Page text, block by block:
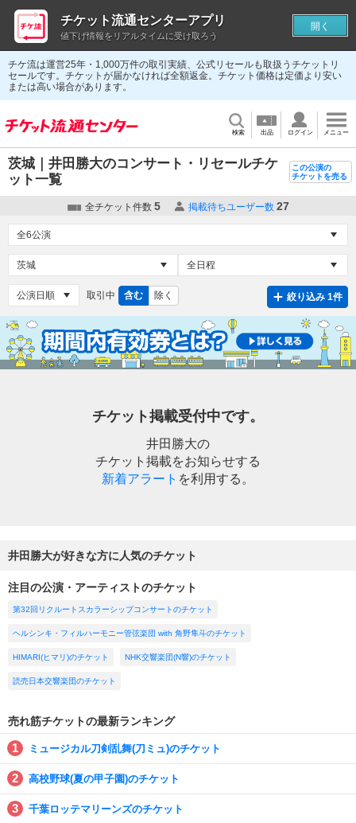
チケ流は運営25年・1,000万件の取引実績、公式リセールも取扱うチケットリ
セールです。チケットが届かなければ全額返金。チケット価格は定価より安い
または高い場合があります。
検索 出品 ログイン メニュー
茨城｜井田勝大のコンサート・リセールチケ
ット一覧
この公演の
チケットを売る
全チケット件数 5 掲載待ちユーザー数 27
取引中 含む 除く 絞り込み 1件
チケット掲載受付中です。
井田勝大の
チケット掲載をお知らせする
新着アラート を利用する。
井田勝大が好きな方に人気のチケット
注目の公演・アーティストのチケット
第32回リクルートスカラーシップコンサートのチケット
ヘルシンキ・フィルハーモニー管弦楽団 with 角野隼斗のチケット
HIMARI(ヒマリ)のチケット NHK交響楽団(N響)のチケット
読売日本交響楽団のチケット
売れ筋チケットの最新ランキング
ミュージカル刀剣乱舞(刀ミュ)のチケット
高校野球(夏の甲子園)のチケット
千葉ロッテマリーンズのチケット
チケット流通センターアプリ
値下げ情報をリアルタイムに受け取ろう
開く